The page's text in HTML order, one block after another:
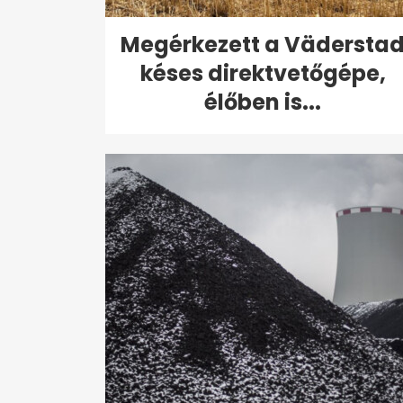
Megérkezett a Väderstad
késes direktvetőgépe,
élőben is...